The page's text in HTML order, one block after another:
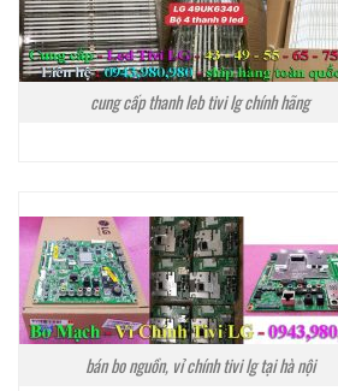
cung cấp thanh leb tivi lg chính hãng
bán bo nguồn, vỉ chính tivi lg tại hà nội